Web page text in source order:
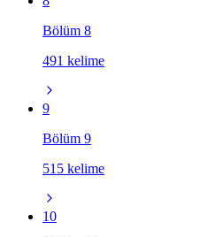
Bölüm 8
491 kelime
9
Bölüm 9
515 kelime
10